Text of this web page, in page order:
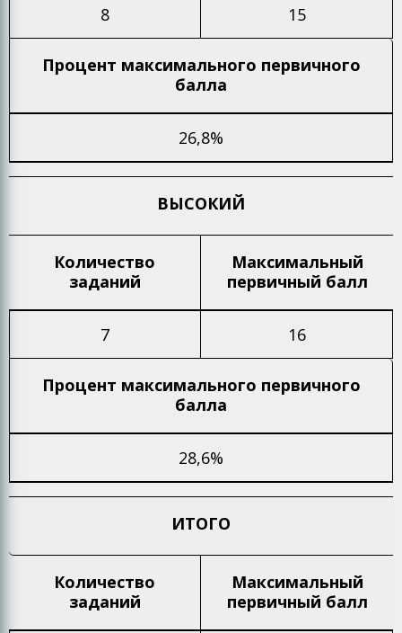
8 15
Процент максимального первичного
балла
26,8%
ВЫСОКИЙ
Количество
заданий
Максимальный
первичный балл
7 16
Процент максимального первичного
балла
28,6%
ИТОГО
Количество
заданий
Максимальный
первичный балл